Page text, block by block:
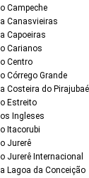
Campeche
Canasvieiras
Capoeiras
Carianos
Centro
Córrego Grande
Costeira do Pirajubaé
Estreito
Ingleses
Itacorubi
Jurerê
Jurerê Internacional
Lagoa da Conceição